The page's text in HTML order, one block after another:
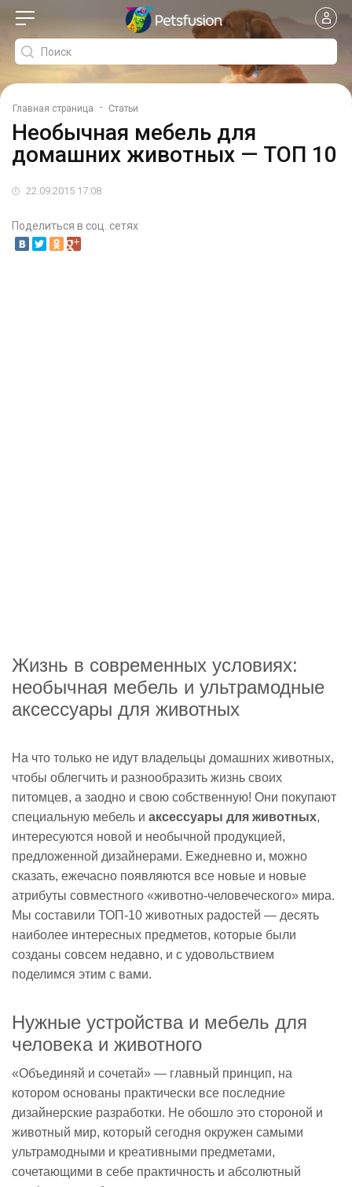
Главная страница - Статьи
Необычная мебель для
домашних животных — ТОП 10
22.09.2015 17:08
Поделиться в соц. сетях
Жизнь в современных условиях:
необычная мебель и ультрамодные
аксессуары для животных
На что только не идут владельцы домашних животных,
чтобы облегчить и разнообразить жизнь своих
питомцев, а заодно и свою собственную! Они покупают
специальную мебель и аксессуары для животных,
интересуются новой и необычной продукцией,
предложенной дизайнерами. Ежедневно и, можно
сказать, ежечасно появляются все новые и новые
атрибуты совместного «животно-человеческого» мира.
Мы составили ТОП-10 животных радостей — десять
наиболее интересных предметов, которые были
созданы совсем недавно, и с удовольствием
поделимся этим с вами.
Нужные устройства и мебель для
человека и животного
«Объединяй и сочетай» — главный принцип, на
котором основаны практически все последние
дизайнерские разработки. Не обошло это стороной и
животный мир, который сегодня окружен самыми
ультрамодными и креативными предметами,
сочетающими в себе практичность и абсолютный